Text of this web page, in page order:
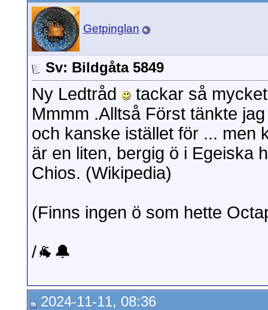
Getpinglan
Sv: Bildgåta 5849
Ny Ledtråd
tackar så
Mmmm .Alltså Först tänkte
och kanske istället för ...
är en liten, bergig ö i Egeiska
Chios. (Wikipedia)
(Finns ingen ö som hette
/🐐🔔
2024-11-11, 08:36